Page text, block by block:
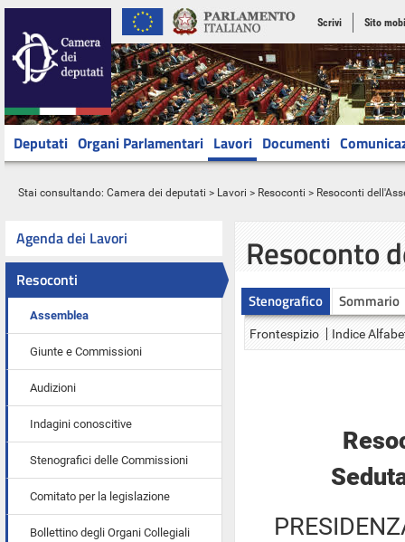
Scrivi Sito
Deputati Organi Parlamentari Lavori Documenti
Stai consultando: Camera dei deputati > Lavori > Resoconti > Resoconti
Agenda dei Lavori
Resoconti
Assemblea
Giunte e Commissioni
Audizioni
Indagini conoscitive
Stenografici delle Commissioni
Comitato per la legislazione
Bollettino degli Organi Collegiali
Resoconto
Stenografico Sommario
Frontespizio Indice